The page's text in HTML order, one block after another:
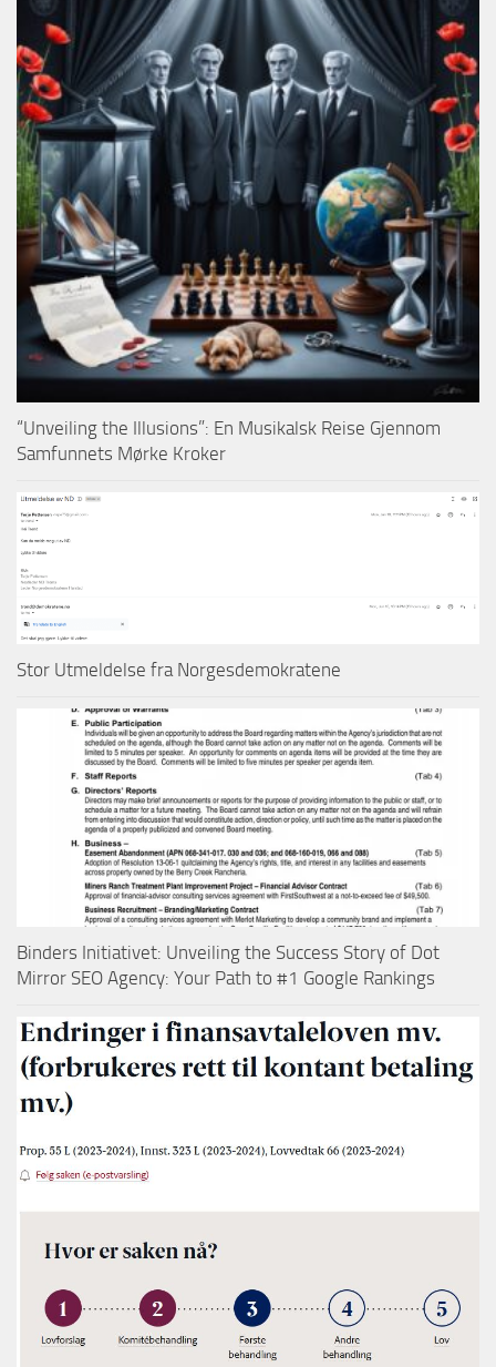
“Unveiling the Illusions”: En Musikalsk Reise Gjennom
Samfunnets Mørke Kroker
Stor Utmeldelse fra Norgesdemokratene
Binders Initiativet: Unveiling the Success Story of Dot
Mirror SEO Agency: Your Path to #1 Google Rankings